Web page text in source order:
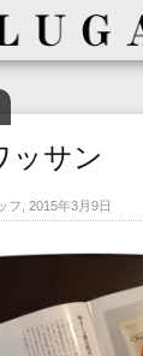
ッサン
フ, 2015年3月9日